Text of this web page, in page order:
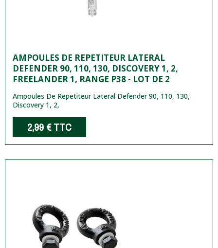
AMPOULES DE REPETITEUR LATERAL
DEFENDER 90, 110, 130, DISCOVERY 1, 2,
FREELANDER 1, RANGE P38 - LOT DE 2
Ampoules De Repetiteur Lateral Defender 90, 110, 130,
Discovery 1, 2,
2,99 €TTC